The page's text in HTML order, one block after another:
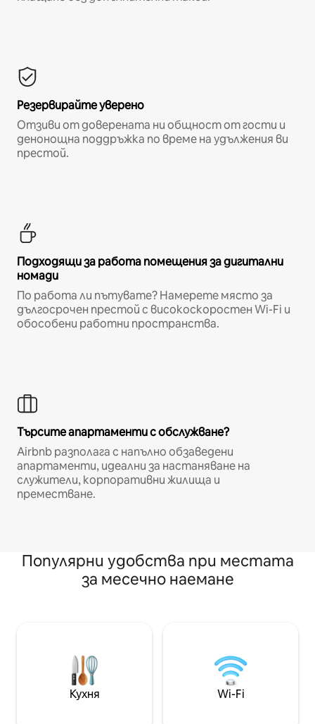
Резервирайте уверено
Отзиви от доверената ни общност от гости и
денонощна поддръжка по време на удължения ви
престой.
Подходящи за работа помещения за дигитални
номади
По работа ли пътувате? Намерете място за
дългосрочен престой с високоскоростен Wi-Fi и
обособени работни пространства.
Търсите апартаменти с обслужване?
Airbnb разполага с напълно обзаведени
апартаменти, идеални за настаняване на
служители, корпоративни жилища и
преместване.
Популярни удобства при местата
за месечно наемане
Кухня Wi-Fi